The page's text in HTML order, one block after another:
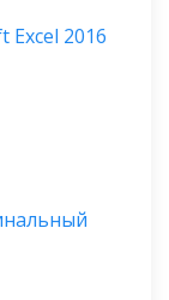
2016